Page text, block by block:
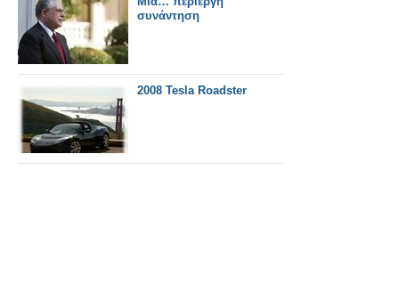
συνάντηση
2008 Tesla Roadster